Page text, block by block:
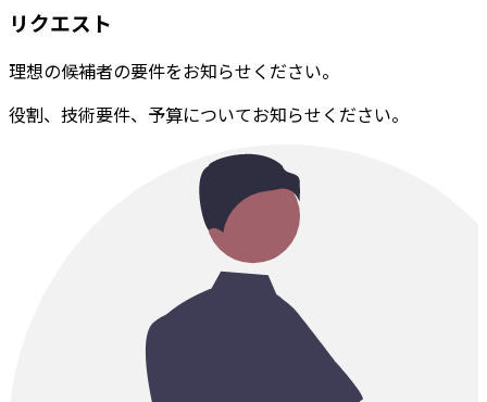
リクエスト
理想の候補者の要件をお知らせください。
役割、技術要件、予算についてお知らせください。